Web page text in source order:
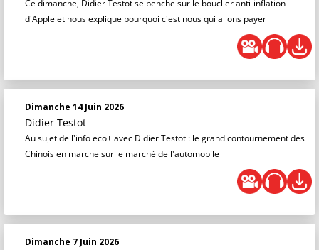
Ce dimanche, Didier Testot se penche sur le bouclier anti-inflation
d'Apple et nous explique pourquoi c'est nous qui allons payer
Dimanche 14 Juin 2026
Didier Testot
Au sujet de l'info eco+ avec Didier Testot : le grand contournement des
Chinois en marche sur le marché de l'automobile
Dimanche 7 Juin 2026